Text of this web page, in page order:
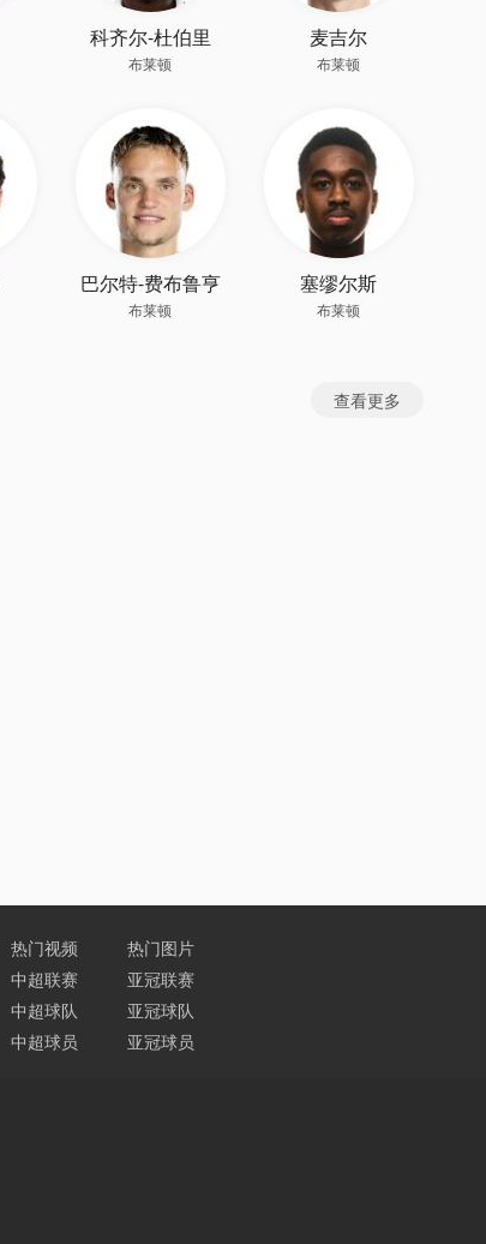
科齐尔-杜伯里
布莱顿
麦吉尔
布莱顿
巴尔特-费布鲁亨
布莱顿
塞缪尔斯
布莱顿
查看更多
热门视频
热门图片
中超联赛
亚冠联赛
中超球队
亚冠球队
中超球员 亚冠球员